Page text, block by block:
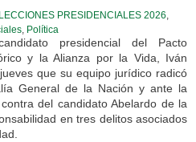
PRESIDENCIALES 2026
, Política
presidencial del Pacto
y la Alianza por la Vida, Iván
que su equipo jurídico radicó
General de la Nación y ante la
del candidato Abelardo de la
en tres delitos asociados